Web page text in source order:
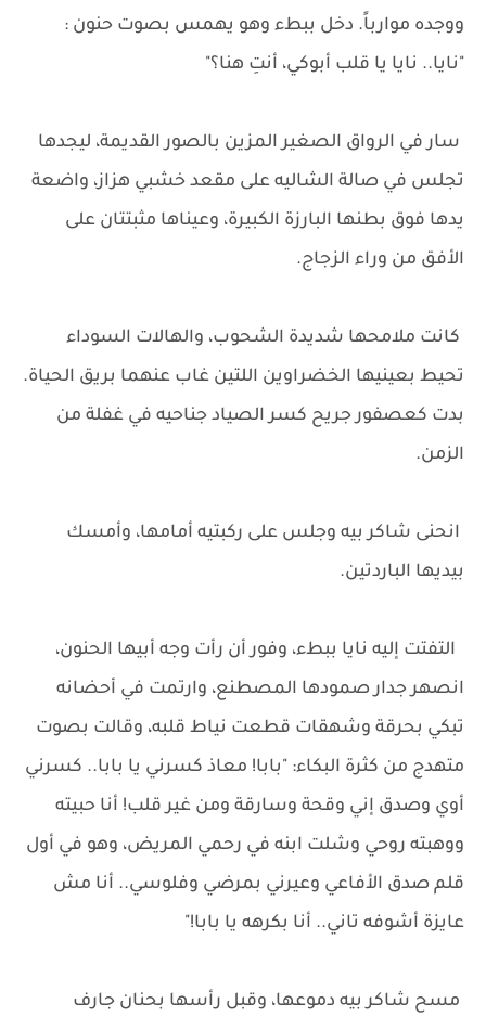
ووجده موارباً. دخل ببطء وهو يهمس بصوت حنون :
"نايا.. نايا يا قلب أبوكي، أنتِ هنا؟"
سار في الرواق الصغير المزين بالصور القديمة، ليجدها
تجلس في صالة الشاليه على مقعد خشبي هزاز، واضعة
يدها فوق بطنها البارزة الكبيرة، وعيناها مثبتتان على
الأفق من وراء الزجاج.
كانت ملامحها شديدة الشحوب، والهالات السوداء
تحيط بعينيها الخضراوين اللتين غاب عنهما بريق الحياة.
بدت كعصفور جريح كسر الصياد جناحيه في غفلة من
الزمن.
انحنى شاكر بيه وجلس على ركبتيه أمامها، وأمسك
بيديها الباردتين.
التفتت إليه نايا ببطء، وفور أن رأت وجه أبيها الحنون،
انصهر جدار صمودها المصطنع، وارتمت في أحضانه
تبكي بحرقة وشهقات قطعت نياط قلبه، وقالت بصوت
متهدج من كثرة البكاء: "بابا! معاذ كسرني يا بابا.. كسرني
أوي وصدق إني وقحة وسارقة ومن غير قلب! أنا حبيته
ووهبته روحي وشلت ابنه في رحمي المريض، وهو في أول
قلم صدق الأفاعي وعيرني بمرضي وفلوسي.. أنا مش
عايزة أشوفه تاني.. أنا بكرهه يا بابا!"
مسح شاكر بيه دموعها، وقبل رأسها بحنان جارف